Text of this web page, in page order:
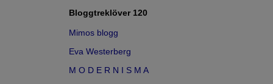
Bloggtreklöver 120
Mimos blogg
Eva Westerberg
M O D E R N I S M A